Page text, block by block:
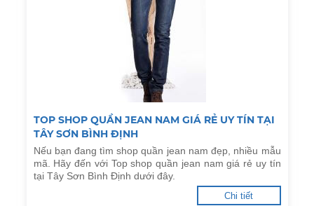
TOP SHOP QUẦN JEAN NAM GIÁ RẺ UY TÍN TẠI
TÂY SƠN BÌNH ĐỊNH
Nếu bạn đang tìm shop quần jean nam đẹp, nhiều mẫu
mã. Hãy đến với Top shop quần jean nam giá rẻ uy tín
tại Tây Sơn Bình Định dưới đây.
Chi tiết